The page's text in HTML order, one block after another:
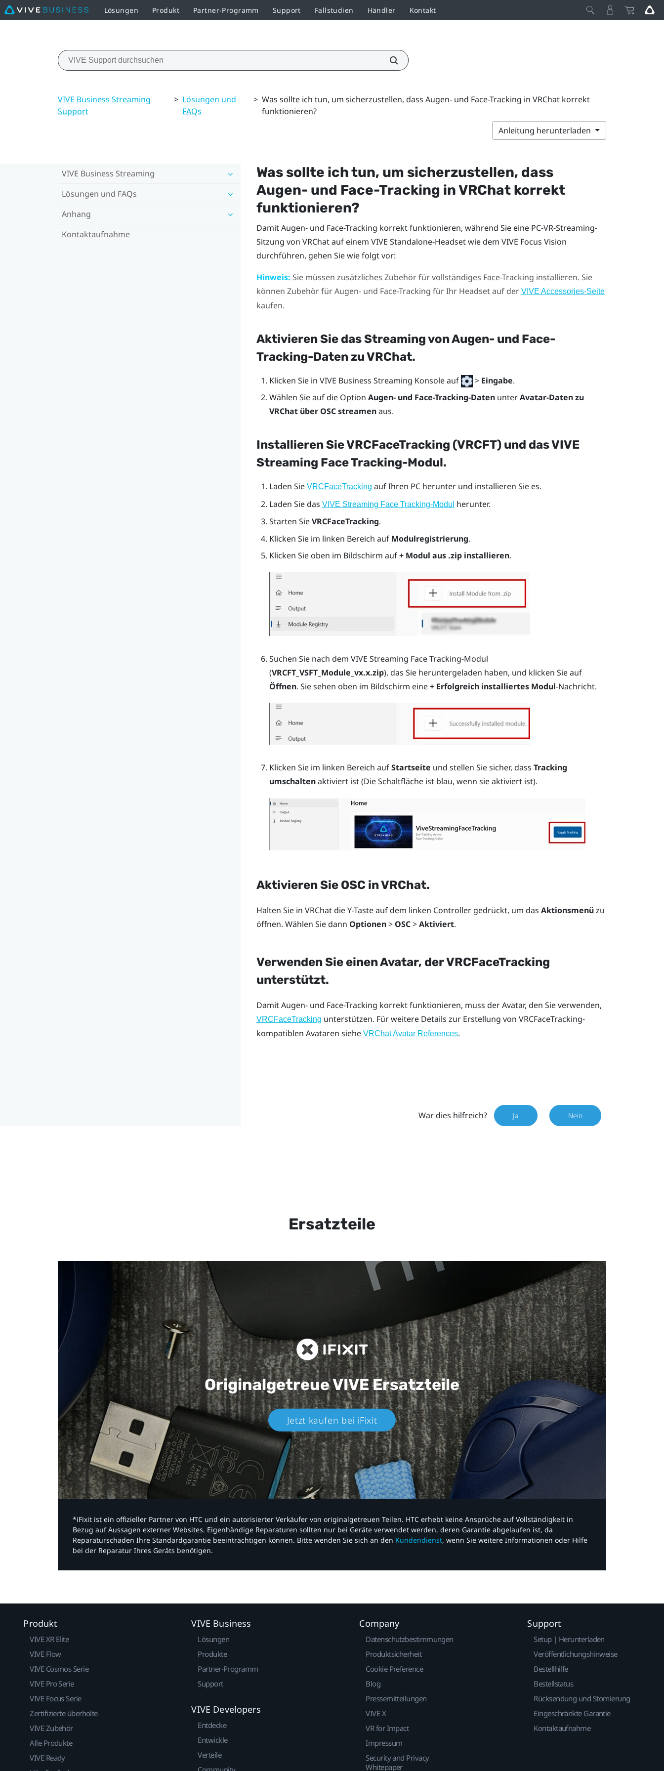
Lösungen Produkt Partner-Programm Support Fallstudien Händler Kontakt
VIVE Business Streaming
Support
> Lösungen und
FAQs
> Was sollte ich tun, um sicherzustellen, dass Augen- und Face-Tracking in VRChat korrekt
funktionieren?
Anleitung herunterladen
VIVE Business Streaming
Lösungen und FAQs
Anhang
Kontaktaufnahme
Was sollte ich tun, um sicherzustellen, dass
Augen- und Face-Tracking inVRChatkorrekt
funktionieren?
Damit Augen- und Face-Tracking korrekt funktionieren, während Sie eine PC-VR-Streaming-
Sitzung von VRChatauf einem VIVE Standalone-Headset wie dem VIVE Focus Vision
durchführen, gehen Sie wie folgt vor:
Hinweis: Sie müssen zusätzliches Zubehör für vollständiges Face-Tracking installieren. Sie
können Zubehör für Augen- und Face-Tracking für Ihr Headset auf der VIVE Accessories-Seite
kaufen.
Aktivieren Sie das Streaming von Augen- und Face-
Tracking-Daten zuVRChat.
Klicken Sie in VIVE Business Streaming Konsoleauf > Eingabe.
Wählen Sie auf die Option Augen- und Face-Tracking-DatenunterAvatar-Daten zu
VRChat über OSC streamenaus.
Installieren Sie VRCFaceTracking (VRCFT) und das VIVE
Streaming Face Tracking-Modul.
Laden Sie VRCFaceTracking auf Ihren PC herunter und installieren Sie es.
Laden Sie das VIVE Streaming Face Tracking-Modul herunter.
Starten SieVRCFaceTracking.
Klicken Sie im linken Bereich auf Modulregistrierung.
Klicken Sie oben im Bildschirm auf+ Modul aus .zip installieren.
Suchen Sie nach dem VIVE Streaming Face Tracking-Modul
(VRCFT_VSFT_Module_vx.x.zip), das Sie heruntergeladen haben, und klicken Sie auf
Öffnen. Sie sehen oben im Bildschirm eine+ Erfolgreich installiertes Modul-Nachricht.
Klicken Sie im linken Bereich aufStartseite und stellen Sie sicher, dass Tracking
umschaltenaktiviert ist (Die Schaltfläche ist blau, wenn sie aktiviert ist).
Aktivieren Sie OSC inVRChat.
Halten Sie in VRChatdieY-Taste auf dem linken Controller gedrückt, um das Aktionsmenüzu
öffnen. Wählen Sie dann Optionen> OSC>Aktiviert.
Verwenden Sie einen Avatar, der VRCFaceTracking
unterstützt.
Damit Augen- und Face-Tracking korrekt funktionieren, muss der Avatar, den Sie verwenden,
VRCFaceTracking unterstützen. Für weitere Details zur Erstellung von VRCFaceTracking-
kompatiblen Avataren siehe VRChat Avatar References.
War dies hilfreich? Ja Nein
Ersatzteile
Originalgetreue VIVEErsatzteile
Jetzt kaufen bei iFixit​
*iFixit ist ein offizieller Partner von HTC und ein autorisierter Verkäufer von originalgetreuen Teilen. HTC erhebt keine Ansprüche auf Vollständigkeit in
Bezug auf Aussagen externer Websites. Eigenhändige Reparaturen sollten nur bei Geräte verwendet werden, deren Garantie abgelaufen ist, da
Reparaturschäden Ihre Standardgarantie beeinträchtigen können. Bitte wenden Sie sich an den Kundendienst, wenn Sie weitere Informationen oder Hilfe
bei der Reparatur Ihres Geräts benötigen.​
Produkt
VIVE XR Elite
VIVE Flow
VIVE Cosmos Serie
VIVE Pro Serie
VIVE Focus Serie
Zertifizierte überholte
VIVE Zubehör
Alle Produkte
VIVE Ready
VIVE Business
Lösungen
Produkte
Partner-Programm
Support
VIVE Developers
Entdecke
Entwickle
Verteile
Company
Datenschutzbestimmungen
Produktsicherheit
Cookie Preference
Blog
Pressemitteilungen
VIVE X
VR for Impact
Impressum
Security and Privacy
Whitepaper
Support
Setup | Herunterladen
Veröffentlichungshinweise
Bestellhilfe
Bestellstatus
Rücksendung und Stornierung
Eingeschränkte Garantie
Kontaktaufnahme